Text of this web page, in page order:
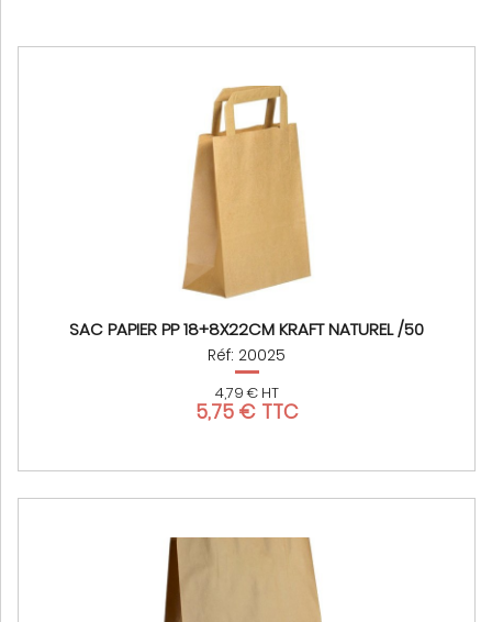
SAC PAPIER PP 18+8X22CM KRAFT NATUREL /50
Réf: 20025
4,79 € HT
5,75 € TTC